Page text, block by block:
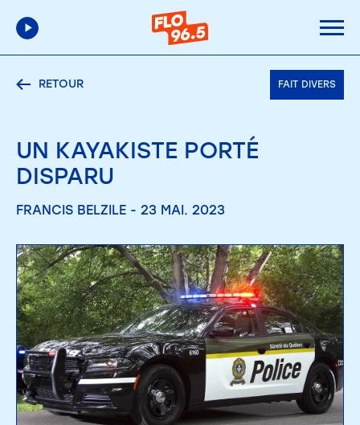
RETOUR FAIT DIVERS
UN KAYAKISTE PORTÉ
DISPARU
FRANCIS BELZILE - 23 MAI. 2023